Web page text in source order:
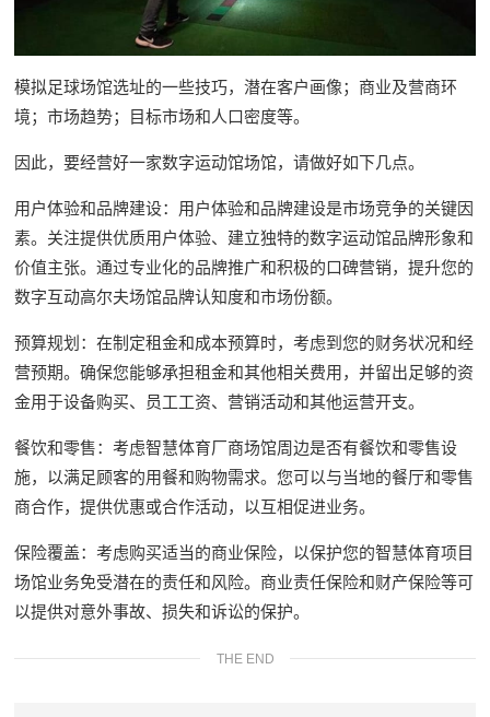
模拟足球场馆选址的一些技巧，潜在客户画像；商业及营商环
境；市场趋势；目标市场和人口密度等。
因此，要经营好一家数字运动馆场馆，请做好如下几点。
用户体验和品牌建设：用户体验和品牌建设是市场竞争的关键因
素。关注提供优质用户体验、建立独特的数字运动馆品牌形象和
价值主张。通过专业化的品牌推广和积极的口碑营销，提升您的
数字互动高尔夫场馆品牌认知度和市场份额。
预算规划：在制定租金和成本预算时，考虑到您的财务状况和经
营预期。确保您能够承担租金和其他相关费用，并留出足够的资
金用于设备购买、员工工资、营销活动和其他运营开支。
餐饮和零售：考虑智慧体育厂商场馆周边是否有餐饮和零售设
施，以满足顾客的用餐和购物需求。您可以与当地的餐厅和零售
商合作，提供优惠或合作活动，以互相促进业务。
保险覆盖：考虑购买适当的商业保险，以保护您的智慧体育项目
场馆业务免受潜在的责任和风险。商业责任保险和财产保险等可
以提供对意外事故、损失和诉讼的保护。
THE END